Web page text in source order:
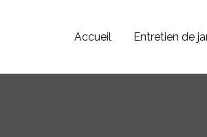
Accueil Entretien de